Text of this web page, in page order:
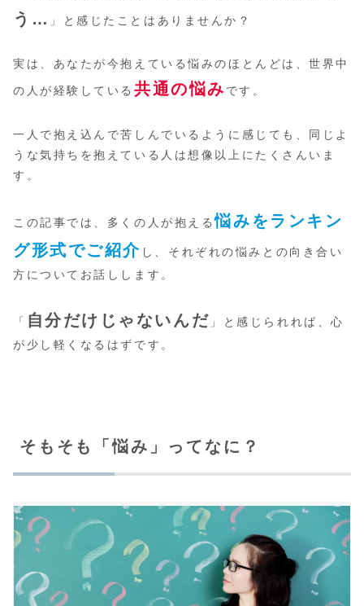
う… 」と感じたことはありませんか？
実は、あなたが今抱えている悩みのほとんどは、世界中
の人が経験している共通の悩み です。
一人で抱え込んで苦しんでいるように感じても、同じよ
うな気持ちを抱えている人は想像以上にたくさんいま
す。
この記事では、多くの人が抱える悩みをランキン
グ形式でご紹介 し、それぞれの悩みとの向き合い
方についてお話しします。
「 自分だけじゃないんだ 」と感じられれば、心
が少し軽くなるはずです。
そもそも「悩み」ってなに？